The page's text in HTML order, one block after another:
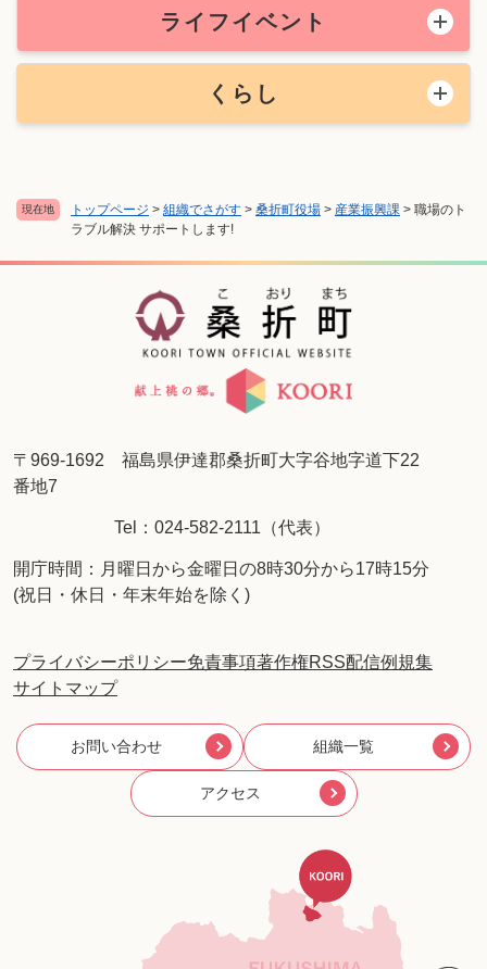
現在地 トップページ > 組織でさがす > 桑折町役場 > 産業振興課 > 職場のト
ラブル解決 サポートします!
ライフイベント
くらし
〒969-1692 福島県伊達郡桑折町大字谷地字道下22
番地7
Tel：024-582-2111（代表）
開庁時間：月曜日から金曜日の8時30分から17時15分
(祝日・休日・年末年始を除く)
プライバシーポリシー免責事項著作権RSS配信例規集
サイトマップ
お問い合わせ 組織一覧
アクセス